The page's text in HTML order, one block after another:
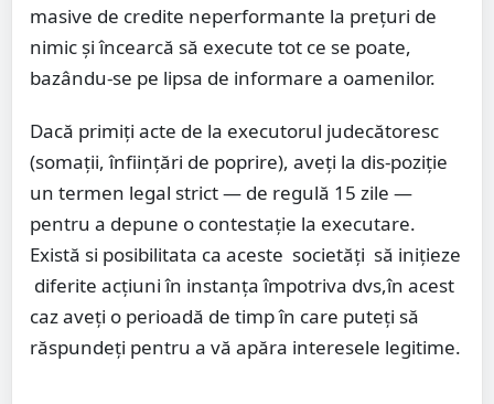
masive de credite neperformante la prețuri de
nimic și încearcă să execute tot ce se poate,
bazându-se pe lipsa de informare a oamenilor.
Dacă primiți acte de la executorul judecătoresc
(somații, înființări de poprire), aveți la dis-poziție
un termen legal strict — de regulă 15 zile —
pentru a depune o contestație la executare.
Există si posibilitata ca aceste societăți să inițieze
diferite acțiuni în instanța împotriva dvs,în acest
caz aveți o perioadă de timp în care puteți să
răspundeți pentru a vă apăra interesele legitime.